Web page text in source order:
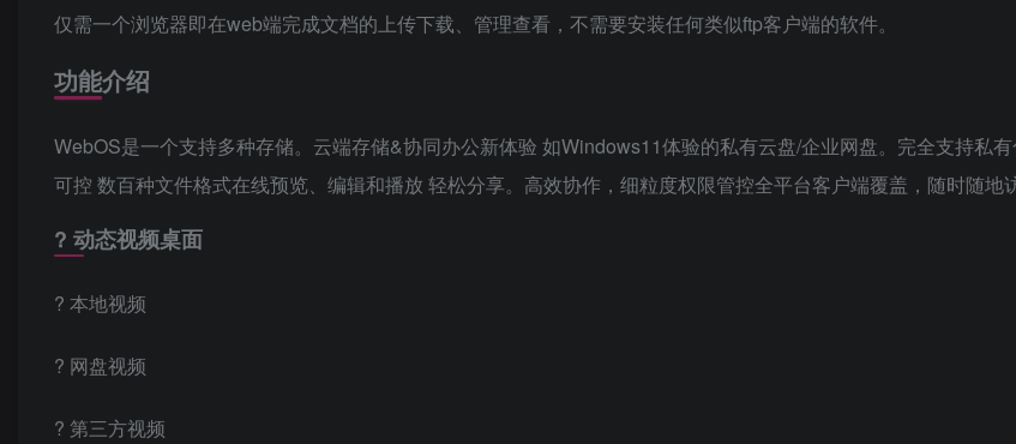
仅需一个浏览器即在web端完成文档的上传下载、管理查看，不需要安装任何类似ftp客户端的软件。
功能介绍
WebOS是一个支持多种存储。云端存储&协同办公新体验 如Windows11体验的私有云盘/企业网盘。完全支持私
可控 数百种文件格式在线预览、编辑和播放 轻松分享。高效协作，细粒度权限管控全平台客户端覆盖，随时随地
? 动态视频桌面
? 本地视频
? 网盘视频
? 第三方视频